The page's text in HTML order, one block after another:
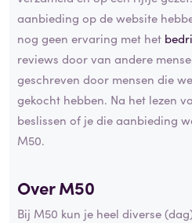
aanbieding op de website
nog geen ervaring met het
reviews door van andere
geschreven door mensen die
gekocht hebben. Na het lezen
beslissen of je die aanbieding
M50.
Over M50
Bij M50 kun je heel diverse